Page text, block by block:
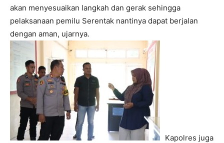
akan menyesuaikan langkah dan gerak sehingga
pelaksanaan pemilu Serentak nantinya dapat berjalan
dengan aman, ujarnya.
Kapolres juga